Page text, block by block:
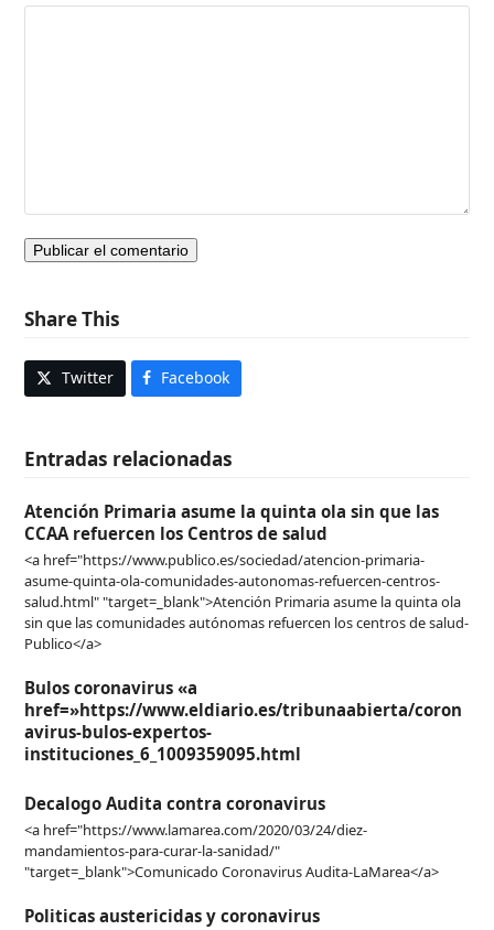
Share This
Twitter Facebook
Entradas relacionadas
Atención Primaria asume la quinta ola sin que las
CCAA refuercen los Centros de salud
<a href="https://www.publico.es/sociedad/atencion-primaria-
asume-quinta-ola-comunidades-autonomas-refuercen-centros-
salud.html" "target=_blank">Atención Primaria asume la quinta ola
sin que las comunidades autónomas refuercen los centros de salud-
Publico</a>
Bulos coronavirus «a
href=»https://www.eldiario.es/tribunaabierta/coron
avirus-bulos-expertos-
instituciones_6_1009359095.html
Decalogo Audita contra coronavirus
<a href="https://www.lamarea.com/2020/03/24/diez-
mandamientos-para-curar-la-sanidad/"
"target=_blank">Comunicado Coronavirus Audita-LaMarea</a>
Politicas austericidas y coronavirus